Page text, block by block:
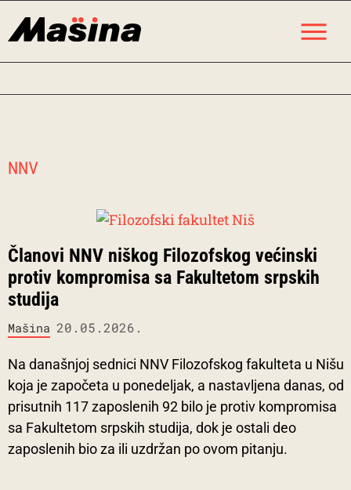
NNV
Članovi NNV niškog Filozofskog većinski
protiv kompromisa sa Fakultetom srpskih
studija
Mašina 20.05.2026.
Na današnjoj sednici NNV Filozofskog fakulteta u Nišu
koja je započeta u ponedeljak, a nastavljena danas, od
prisutnih 117 zaposlenih 92 bilo je protiv kompromisa
sa Fakultetom srpskih studija, dok je ostali deo
zaposlenih bio za ili uzdržan po ovom pitanju.